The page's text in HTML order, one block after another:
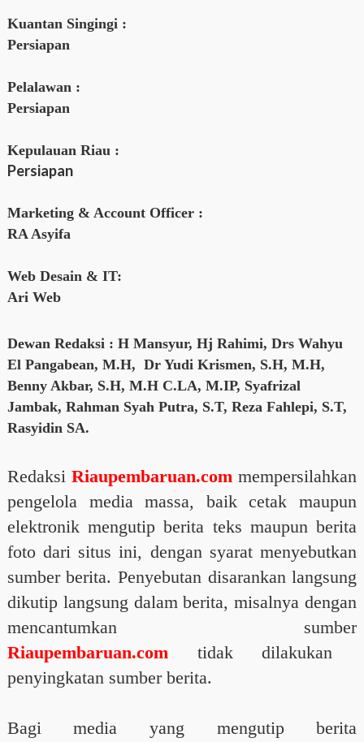
Kuantan Singingi :
Persiapan
Pelalawan :
Persiapan
Kepulauan Riau :
Persiapan
Marketing & Account Officer :
RA Asyifa
Web Desain & IT:
Ari Web
Dewan Redaksi : H Mansyur, Hj Rahimi, Drs Wahyu
El Pangabean, M.H, Dr Yudi Krismen, S.H, M.H,
Benny Akbar, S.H, M.H C.LA, M.IP, Syafrizal
Jambak, Rahman Syah Putra, S.T, Reza Fahlepi, S.T,
Rasyidin SA.
Redaksi Riaupembaruan.commempersilahkan
pengelola media massa, baik cetak maupun
elektronik mengutip berita teks maupun berita
foto dari situs ini, dengan syarat menyebutkan
sumber berita. Penyebutan disarankan langsung
dikutip langsung dalam berita, misalnya dengan
mencantumkan sumber
Riaupembaruan.comtidak dilakukan
penyingkatan sumber berita.
Bagi media yang mengutip berita